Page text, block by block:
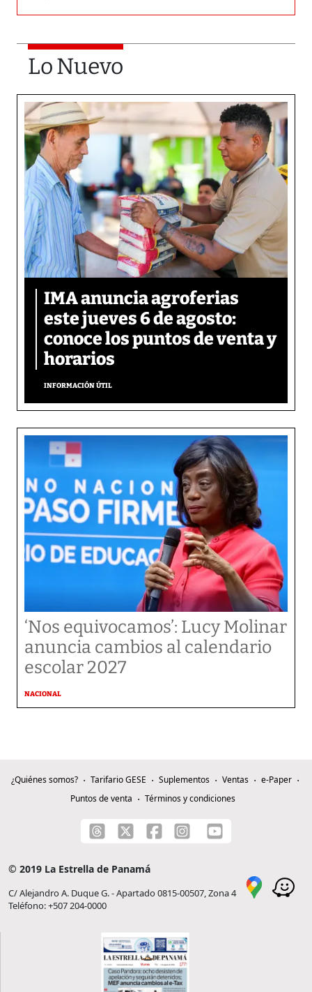
Lo Nuevo
IMA anuncia agroferias
este jueves 6 de agosto:
conoce los puntos de venta y
horarios
INFORMACIÓN ÚTIL
‘Nos equivocamos’: Lucy Molinar
anuncia cambios al calendario
escolar 2027
NACIONAL
¿Quiénes somos? Tarifario GESE Suplementos Ventas
e-Paper
Puntos de venta
Términos y condiciones
© 2019 La Estrella de Panamá
C/ Alejandro A. Duque G. - Apartado 0815-00507, Zona 4
Teléfono: +507 204-0000